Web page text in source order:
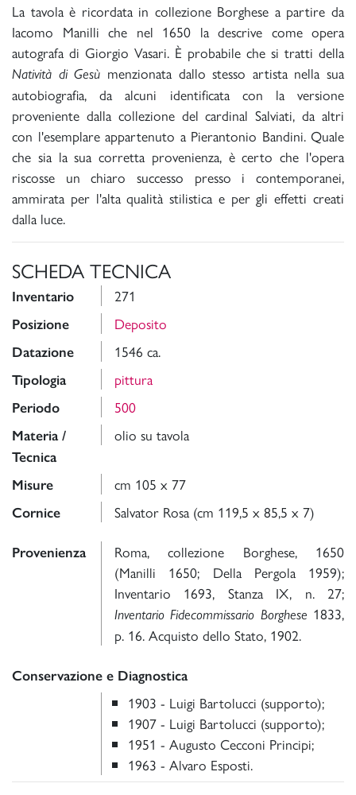
La tavola è ricordata in collezione Borghese a partire da
Iacomo Manilli che nel 1650 la descrive come opera
autografa di Giorgio Vasari. È probabile che si tratti della
Natività di Gesù menzionata dallo stesso artista nella sua
autobiografia, da alcuni identificata con la versione
proveniente dalla collezione del cardinal Salviati, da altri
con l'esemplare appartenuto a Pierantonio Bandini. Quale
che sia la sua corretta provenienza, è certo che l'opera
riscosse un chiaro successo presso i contemporanei,
ammirata per l'alta qualità stilistica e per gli effetti creati
dalla luce.
SCHEDA TECNICA
Inventario 271
Posizione Deposito
Datazione 1546 ca.
Tipologia pittura
Periodo 500
Materia /
Tecnica
olio su tavola
Misure cm 105 x 77
Cornice Salvator Rosa (cm 119,5 x 85,5 x 7)
Provenienza
Roma, collezione Borghese, 1650
(Manilli 1650; Della Pergola 1959);
Inventario 1693, Stanza IX, n. 27;
Inventario Fidecommissario Borghese 1833,
p. 16. Acquisto dello Stato, 1902.
Conservazione e Diagnostica
1903 - Luigi Bartolucci (supporto);
1907 - Luigi Bartolucci (supporto);
1951 - Augusto Cecconi Principi;
1963 - Alvaro Esposti.